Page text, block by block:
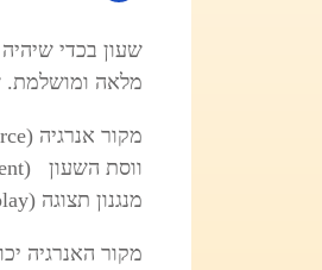
שעון בכדי
מלאה ומושלמת.
מקור אנרגיה (
ווסת השעון (Time Regulating Mechanism also called Watch Movement)
מנגנון תצוגה (
מקור האנרגיה